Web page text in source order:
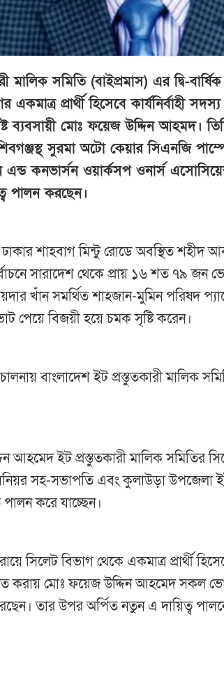
মালিক সমিতি (বাইপ্রমাস) এর দ্বি-
একমাত্র প্রার্থী হিসেবে কার্যনির্বাহী
ব্যবসায়ী মোঃ ফয়েজ উদ্দিন আহমদ।
সুরমা অটো কেয়ার সিএনজি
কনভার্সন ওয়ার্কসপ ওনার্স
পালন করছেন।
ঢাকার শাহবাগ মিন্টু রোডে অবস্থিত শহীদ
সারাদেশ থেকে প্রায় ১৬ শত ৭৯ জন
খাঁন সমর্থিত শাহজান-মুমিন পরিষদ
পেয়ে বিজয়ী হয়ে চমক সৃষ্টি করেন।
বাংলাদেশ ইট প্রস্তুতকারী মালিক
আহমেদ ইট প্রস্তুতকারী মালিক সমিতির
সহ-সভাপতি এবং কুলাউড়া উপজেলা
পালন করে যাচ্ছেন।
সিলেট বিভাগ থেকে একমাত্র প্রার্থী
করায় মোঃ ফয়েজ উদ্দিন আহমেদ সকল
তার উপর অর্পিত নতুন এ দায়িত্ব